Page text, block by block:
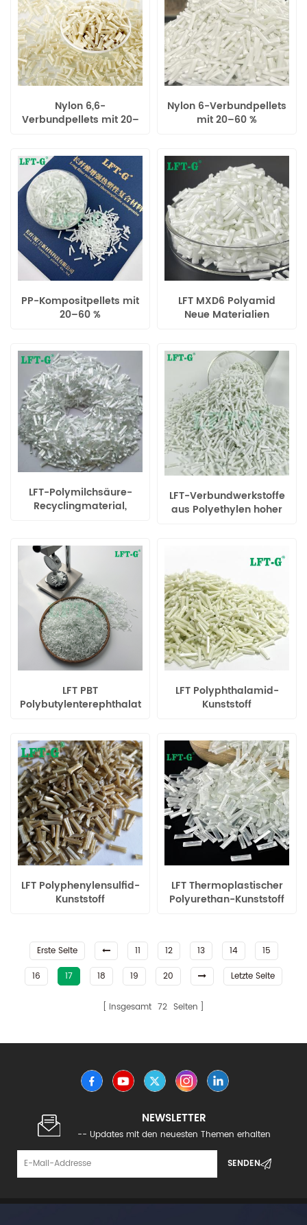
Nylon 6,6-
Verbundpellets mit 20–
Nylon 6-Verbundpellets
mit 20–60 %
PP-Kompositpellets mit
20–60 %
LFT MXD6 Polyamid
Neue Materialien
LFT-Polymilchsäure-
Recyclingmaterial,
LFT-Verbundwerkstoffe
aus Polyethylen hoher
LFT PBT
Polybutylenterephthalat
LFT Polyphthalamid-
Kunststoff
LFT Polyphenylensulfid-
Kunststoff
LFT Thermoplastischer
Polyurethan-Kunststoff
Erste Seite 11 12 13 14
15
16
17 18 19 20 Letzte Seite
insgesamt 72 Seiten
NEWSLETTER
-- Updates mit den neuesten Themen erhalten